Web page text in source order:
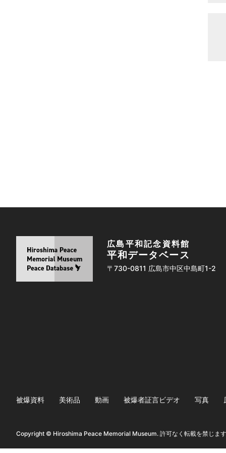
広島平和記念資料館
平和データベース
〒730-0811 広島市中区中島町1-2
被爆資料 美術品 動画 被爆者証言ビデオ 写真
Copyright © Hiroshima Peace Memorial Museum. 許可なく転載を禁じま